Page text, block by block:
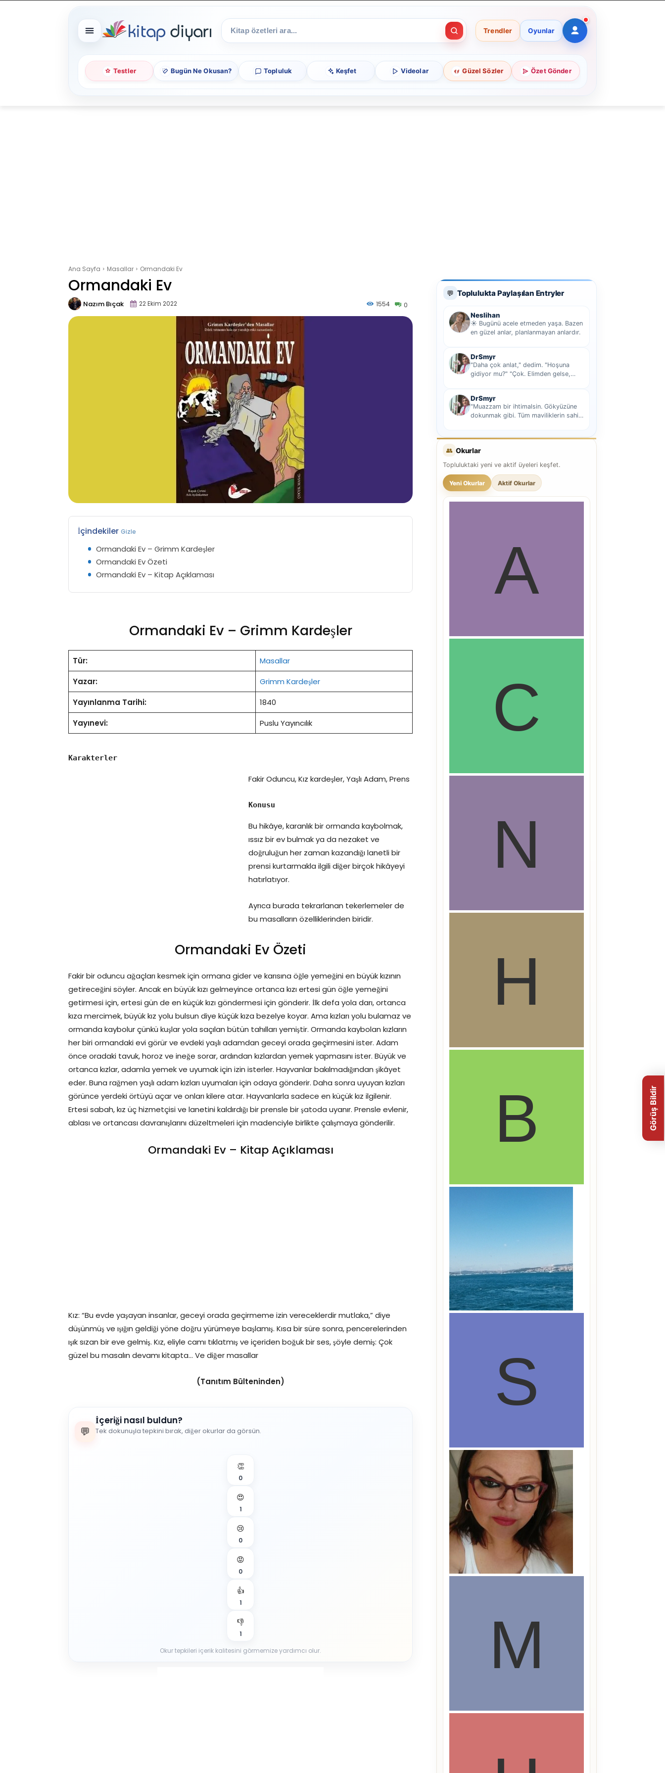
Trendler Oyunlar
Testler Bugün Ne Okusan? Topluluk Keşfet Videolar Güzel Sözler Özet Gönder
Ana Sayfa Masallar Ormandaki Ev
Ormandaki Ev
Nazım Bıçak 22 Ekim 2022 0
1554
İçindekiler Gizle
Ormandaki Ev – Grimm Kardeşler
Ormandaki Ev Özeti
Ormandaki Ev – Kitap Açıklaması
Ormandaki Ev – Grimm Kardeşler
Tür:
Masallar
Yazar:
Grimm Kardeşler
Yayınlanma Tarihi:
1840
Yayınevi:
Puslu Yayıncılık
Karakterler
Fakir Oduncu, Kız kardeşler, Yaşlı Adam, Prens
Konusu
Bu hikâye, karanlık bir ormanda kaybolmak,
ıssız bir ev bulmak ya da nezaket ve
doğruluğun her zaman kazandığı lanetli bir
prensi kurtarmakla ilgili diğer birçok hikâyeyi
hatırlatıyor.
Ayrıca burada tekrarlanan tekerlemeler de
bu masalların özelliklerinden biridir.
Ormandaki Ev Özeti
Fakir bir oduncu ağaçları kesmek için ormana gider ve karısına öğle yemeğini en büyük kızının
getireceğini söyler. Ancak en büyük kızı gelmeyince ortanca kızı ertesi gün öğle yemeğini
getirmesi için, ertesi gün de en küçük kızı göndermesi için gönderir. İlk defa yola darı, ortanca
kıza mercimek, büyük kız yolu bulsun diye küçük kıza bezelye koyar. Ama kızları yolu bulamaz ve
ormanda kaybolur çünkü kuşlar yola saçılan bütün tahılları yemiştir. Ormanda kaybolan kızların
her biri ormandaki evi görür ve evdeki yaşlı adamdan geceyi orada geçirmesini ister. Adam
önce oradaki tavuk, horoz ve ineğe sorar, ardından kızlardan yemek yapmasını ister. Büyük ve
ortanca kızlar, adamla yemek ve uyumak için izin isterler. Hayvanlar bakılmadığından şikâyet
eder. Buna rağmen yaşlı adam kızları uyumaları için odaya gönderir. Daha sonra uyuyan kızları
görünce yerdeki örtüyü açar ve onları kilere atar. Hayvanlarla sadece en küçük kız ilgilenir.
Ertesi sabah, kız üç hizmetçisi ve lanetini kaldırdığı bir prensle bir şatoda uyanır. Prensle evlenir,
ablası ve ortancası davranışlarını düzeltmeleri için madenciyle birlikte çalışmaya gönderilir.
Ormandaki Ev – Kitap Açıklaması
Kız: “Bu evde yaşayan insanlar, geceyi orada geçirmeme izin vereceklerdir mutlaka,” diye
düşünmüş ve ışığın geldiği yöne doğru yürümeye başlamış. Kısa bir süre sonra, pencerelerinden
ışık sızan bir eve gelmiş. Kız, eliyle camı tıklatmış ve içeriden boğuk bir ses, şöyle demiş: Çok
güzel bu masalın devamı kitapta… Ve diğer masallar
(Tanıtım Bülteninden)
💬
İçeriği nasıl buldun?
Tek dokunuşla tepkini bırak, diğer okurlar da görsün.
👏
0
😍
1
😢
0
😡
0
👍
1
👎
1
Okur tepkileri içerik kalitesini görmemize yardımcı olur.
💬 Toplulukta Paylaşılan Entryler
Neslihan
☀️ Bugünü acele etmeden yaşa. Bazen
en güzel anlar, planlanmayan anlardır.
DrSmyr
"Daha çok anlat," dedim. "Hoşuna
gidiyor mu?" "Çok. Elimden gelse,
DrSmyr
"Muazzam bir ihtimalsin. Gökyüzüne
dokunmak gibi. Tüm maviliklerin sahibi
👥 Okurlar
Topluluktaki yeni ve aktif üyeleri keşfet.
Yeni Okurlar Aktif Okurlar
Görüş Bildir